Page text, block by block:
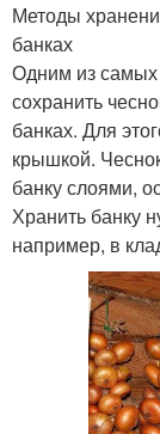
Методы
банках
Одним из
сохранить
банках. Для
крышкой.
банку слоями,
Хранить банку
например, в